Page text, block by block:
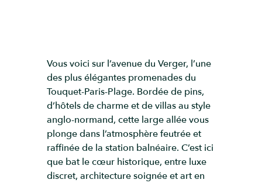
Vous voici sur l’avenue du Verger, l’une
des plus élégantes promenades du
Touquet-Paris-Plage. Bordée de pins,
d’hôtels de charme et de villas au style
anglo-normand, cette large allée vous
plonge dans l’atmosphère feutrée et
raffinée de la station balnéaire. C’est ici
que bat le cœur historique, entre luxe
discret, architecture soignée et art en